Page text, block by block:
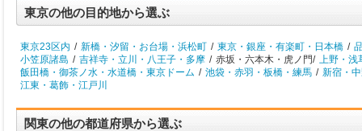
東京の他の目的地から選ぶ
東京23区内 / 新橋・汐留・お台場・浜松町 / 東京・銀座・有楽町・日本橋 /
小笠原諸島 / 吉祥寺・立川・八王子・多摩 / 赤坂・六本木・虎ノ門/ 上野・浅
飯田橋・御茶ノ水・水道橋・東京ドーム / 池袋・赤羽・板橋・練馬 / 新宿・
江東・葛飾・江戸川
関東の他の都道府県から選ぶ